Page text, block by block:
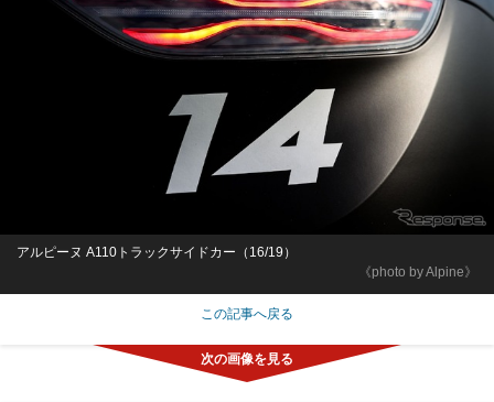
《photo by Alpine》
アルピーヌ A110トラックサイドカー（16/19）
この記事へ戻る